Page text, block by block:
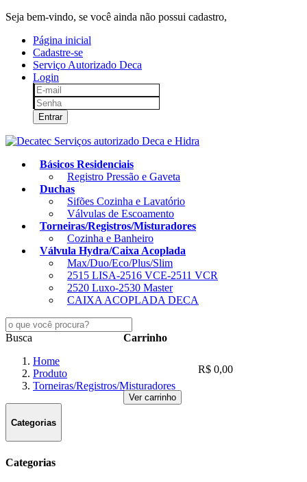
Seja bem-vindo, se você ainda não possui cadastro,
Página inicial
Cadastre-se
Serviço Autorizado Deca
Login
Entrar
Básicos Residenciais
Registro Pressão e Gaveta
Duchas
Sifões Cozinha e Lavatório
Válvulas de Escoamento
Torneiras/Registros/Misturadores
Cozinha e Banheiro
Válvula Hydra/Caixa Acoplada
Max/Duo/Eco/Plus/Slim
2515 LISA-2516 VCE-2511 VCR
2520 Luxo-2530 Master
CAIXA ACOPLADA DECA
Carrinho
R$ 0,00
Ver carrinho
Busca
Home
Produto
Torneiras/Registros/Misturadores
Categorias
Categorias